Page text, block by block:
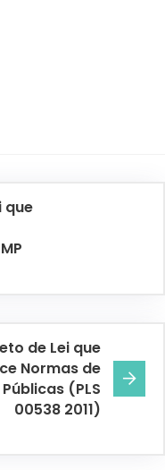
que
de Lei que
Normas de
(PLS
00538 2011)